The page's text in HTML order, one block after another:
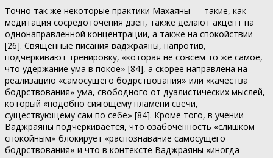
Точно так же некоторые практики Махаяны — такие, как
медитация сосредоточения дзен, также делают акцент на
однонаправленной концентрации, а также на спокойствии
[26]. Священные писания ваджраяны, напротив,
подчеркивают тренировку, «которая не совсем то же самое,
что удержание ума в покое» [84], а скорее направлена на
реализацию «самосущего бодрствования» или «качества
бодрствования» ума, свободного от дуалистических мыслей,
который «подобно сияющему пламени свечи,
существующему сам по себе» [84]. Кроме того, в учении
Ваджраяны подчеркивается, что озабоченность «слишком
спокойным» блокирует «распознавание самосущего
бодрствования» и что в контексте Ваджраяны «иногда